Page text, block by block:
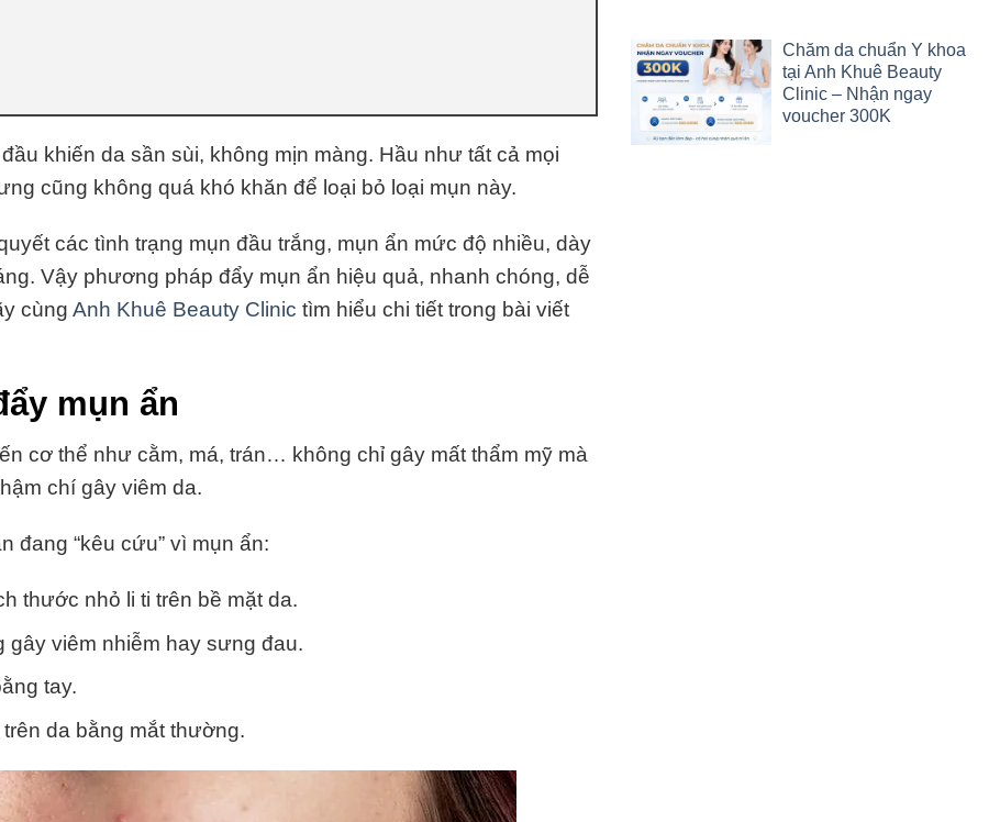
khiến da sần sùi, không mịn màng. Hầu như tất cả mọi
cũng không quá khó khăn để loại bỏ loại mụn này.
các tình trạng mụn đầu trắng, mụn ẩn mức độ nhiều, dày
Vậy phương pháp đẩy mụn ẩn hiệu quả, nhanh chóng, dễ
cùng Anh Khuê Beauty Clinic tìm hiểu chi tiết trong bài viết
mụn ẩn
cơ thể như cằm, má, trán… không chỉ gây mất thẩm mỹ mà
chí gây viêm da.
đang “kêu cứu” vì mụn ẩn:
thước nhỏ li ti trên bề mặt da.
gây viêm nhiễm hay sưng đau.
tay.
da bằng mắt thường.
Chăm da chuẩn Y khoa
tại Anh Khuê Beauty
Clinic – Nhận ngay
voucher 300K